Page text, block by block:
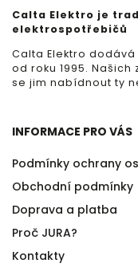
Calta Elektro je
elektrospotřebičů
Calta Elektro
od roku 1995.
se jim nabídnout ty
INFORMACE PRO VÁS
Podmínky ochrany
Obchodní podmínky
Doprava a platba
Proč JURA?
Kontakty